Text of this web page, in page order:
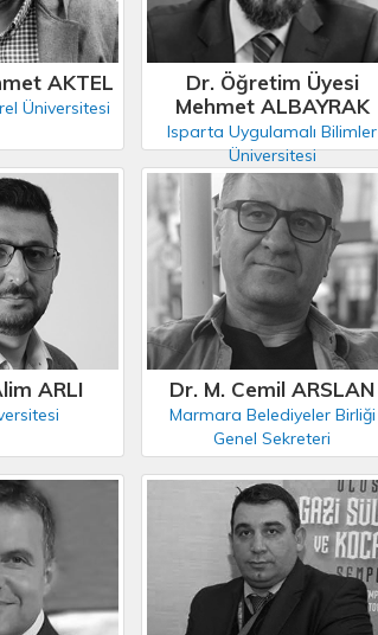
AKTEL
Üniversitesi
Dr. Öğretim Üyesi
Mehmet ALBAYRAK
Isparta Uygulamalı Bilimler
Üniversitesi
ARLI Dr. M. Cemil ARSLAN
Marmara Belediyeler Birliği
Genel Sekreteri